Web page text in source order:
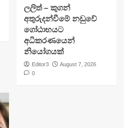
ලලිත් – කුගන්
අතුරුදන්වීමේ නඩුවේ
ගෝඨාභයට
අධිකරණයෙන්
නියෝගයක්
Editor3
August 7, 2026
0